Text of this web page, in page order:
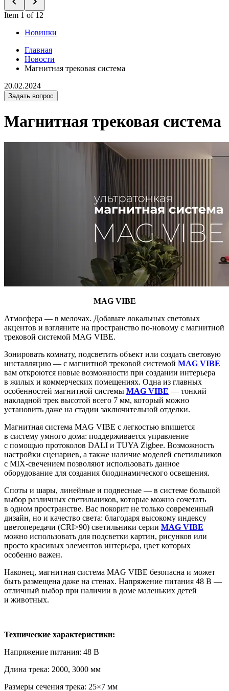
Item 1 of 12
Новинки
Главная
Новости
Магнитная трековая система
20.02.2024
Задать вопрос
Магнитная трековая система
MAG VIBE
Атмосфера — в мелочах. Добавьте локальных световых
акцентов и взгляните на пространство по-новому с магнитной
трековой системой MAG VIBE.
Зонировать комнату, подсветить объект или создать световую
инсталляцию — с магнитной трековой системой MAG VIBE
вам откроются новые возможности при создании интерьера
в жилых и коммерческих помещениях. Одна из главных
особенностей магнитной системы MAG VIBE — тонкий
накладной трек высотой всего 7 мм, который можно
установить даже на стадии заключительной отделки.
Магнитная система MAG VIBE с легкостью впишется
в систему умного дома: поддерживается управление
с помощью протоколов DALI и TUYA Zigbee. Возможность
настройки сценариев, а также наличие моделей светильников
с MIX-свечением позволяют использовать данное
оборудование для создания биодинамического освещения.
Споты и шары, линейные и подвесные — в системе большой
выбор различных светильников, которые можно сочетать
в одном пространстве. Вас покорит не только современный
дизайн, но и качество света: благодаря высокому индексу
цветопередачи (CRI>90) светильники серии MAG VIBE
можно использовать для подсветки картин, рисунков или
просто красивых элементов интерьера, цвет которых
особенно важен.
Наконец, магнитная система MAG VIBE безопасна и может
быть размещена даже на стенах. Напряжение питания 48 В —
отличный выбор при наличии в доме маленьких детей
и животных.
Технические характеристики:
Напряжение питания: 48 В
Длина трека: 2000, 3000 мм
Размеры сечения трека: 25×7 мм